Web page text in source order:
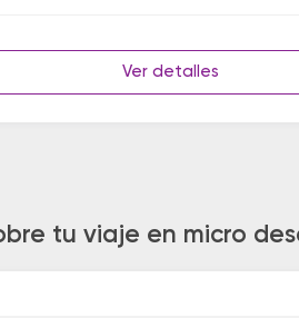
Ver detalles
tu viaje en micro